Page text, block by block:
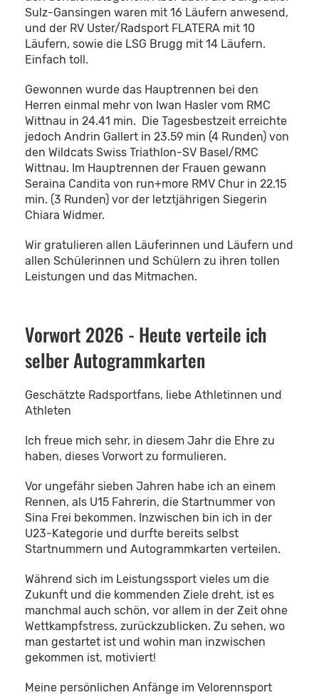
Sulz-Gansingen waren mit 16 Läufern anwesend,
und der RV Uster/Radsport FLATERA mit 10
Läufern, sowie die LSG Brugg mit 14 Läufern.
Einfach toll.
Gewonnen wurde das Hauptrennen bei den
Herren einmal mehr von Iwan Hasler vom RMC
Wittnau in 24.41 min. Die Tagesbestzeit erreichte
jedoch Andrin Gallert in 23.59 min (4 Runden) von
den Wildcats Swiss Triathlon-SV Basel/RMC
Wittnau. Im Hauptrennen der Frauen gewann
Seraina Candita von run+more RMV Chur in 22.15
min. (3 Runden) vor der letztjährigen Siegerin
Chiara Widmer.
Wir gratulieren allen Läuferinnen und Läufern und
allen Schülerinnen und Schülern zu ihren tollen
Leistungen und das Mitmachen.
Vorwort 2026 - Heute verteile ich
selber Autogrammkarten
Geschätzte Radsportfans, liebe Athletinnen und
Athleten
Ich freue mich sehr, in diesem Jahr die Ehre zu
haben, dieses Vorwort zu formulieren.
Vor ungefähr sieben Jahren habe ich an einem
Rennen, als U15 Fahrerin, die Startnummer von
Sina Frei bekommen. Inzwischen bin ich in der
U23-Kategorie und durfte bereits selbst
Startnummern und Autogrammkarten verteilen.
Während sich im Leistungssport vieles um die
Zukunft und die kommenden Ziele dreht, ist es
manchmal auch schön, vor allem in der Zeit ohne
Wettkampfstress, zurückzublicken. Zu sehen, wo
man gestartet ist und wohin man inzwischen
gekommen ist, motiviert!
Meine persönlichen Anfänge im Velorennsport